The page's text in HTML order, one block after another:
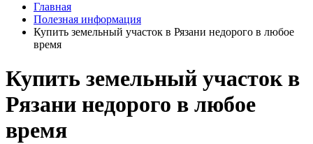
Главная
Полезная информация
Купить земельный участок в Рязани недорого в любое
время
Купить земельный участок в
Рязани недорого в любое
время